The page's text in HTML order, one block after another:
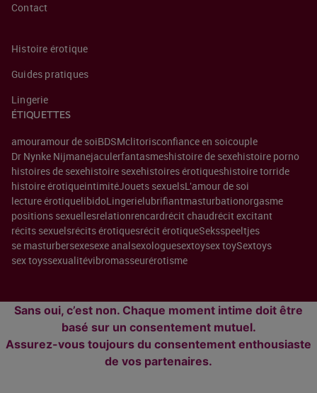
Contact
Histoire érotique
Guides pratiques
Lingerie
ÉTIQUETTES
amouramour de soiBDSMclitorisconfiance en soicouple
Dr Nynke Nijmanejaculerfantasmeshistoire de sexehistoire porno
histoires de sexehistoire sexehistoires érotiqueshistoire torride
histoire érotiqueintimitéJouets sexuelsL'amour de soi
lecture érotiquelibidoLingerielubrifiantmasturbationorgasme
positions sexuellesrelationrencardrécit chaudrécit excitant
récits sexuelsrécits érotiquesrécit érotiqueSeksspeeltjes
se masturbersexesexe analsexologuesextoysex toySextoys
sex toyssexualitévibromasseurérotisme
Sans oui, c’est non. Chaque moment intime doit être
basé sur un consentement mutuel.
Assurez-vous toujours du consentement enthousiaste
de vos partenaires.